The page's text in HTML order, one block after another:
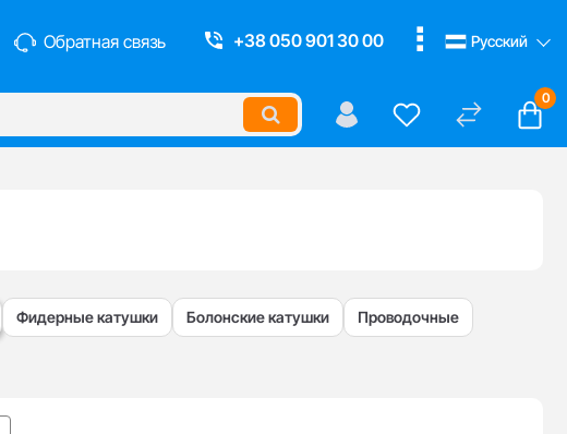
Обратная связь +38 050 901 30 00 Русский
0
Фидерные катушки Болонские катушки Проводочные